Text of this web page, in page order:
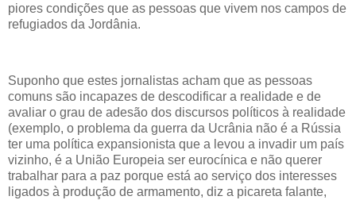
piores condições que as pessoas que vivem nos campos de
refugiados da Jordânia.
Suponho que estes jornalistas acham que as pessoas
comuns são incapazes de descodificar a realidade e de
avaliar o grau de adesão dos discursos políticos à realidade
(exemplo, o problema da guerra da Ucrânia não é a Rússia
ter uma política expansionista que a levou a invadir um país
vizinho, é a União Europeia ser eurocínica e não querer
trabalhar para a paz porque está ao serviço dos interesses
ligados à produção de armamento, diz a picareta falante,